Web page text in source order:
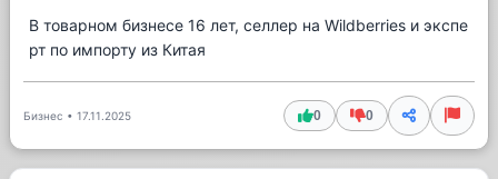
В товарном бизнесе 16 лет, селлер на Wildberries и экспе
рт по импорту из Китая
Бизнес • 17.11.2025 0 0